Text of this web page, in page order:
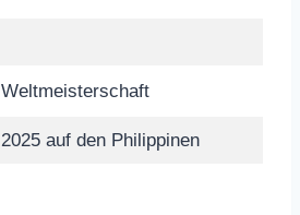
Weltmeisterschaft
2025 auf den Philippinen